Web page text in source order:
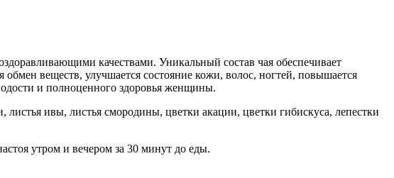
качествами. Уникальный состав чая обеспечивает
веществ, улучшается состояние кожи, волос, ногтей, повышается
и полноценного здоровья женщины.
листья ивы, листья смородины, цветки акации, цветки гибискуса, лепестки
утром и вечером за 30 минут до еды.